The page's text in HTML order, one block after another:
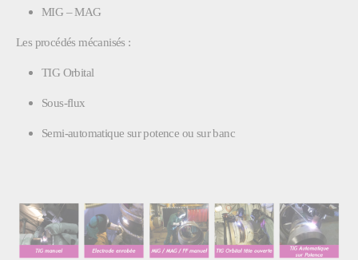
MIG – MAG
Les procédés mécanisés :
TIG Orbital
Sous-flux
Semi-automatique sur potence ou sur banc